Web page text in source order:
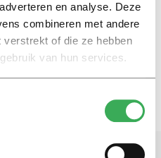
en analyse. Deze
combineren met andere
verstrekt of die ze hebben
van hun services.
rechtenstudenten
werk